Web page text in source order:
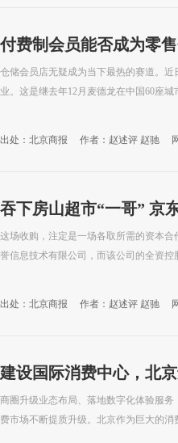
付费制会员能否成为零
仓储会员店无疑成为当下最热的赛道。
业。这是继去年12月麦德龙在中国60座
出处：北京商报 作者：赵述评 赵驰
吞下房山超市“一哥” 京
这场收购，注定是一场各取所需的资本
誉信息技术有限公司，而该公司的全资
出处：北京商报 作者：赵述评 赵驰
建设国际消费中心，北
商圈升级业态布局、落地数字化体验服
费市场不断提质升级。北京作为巨大的